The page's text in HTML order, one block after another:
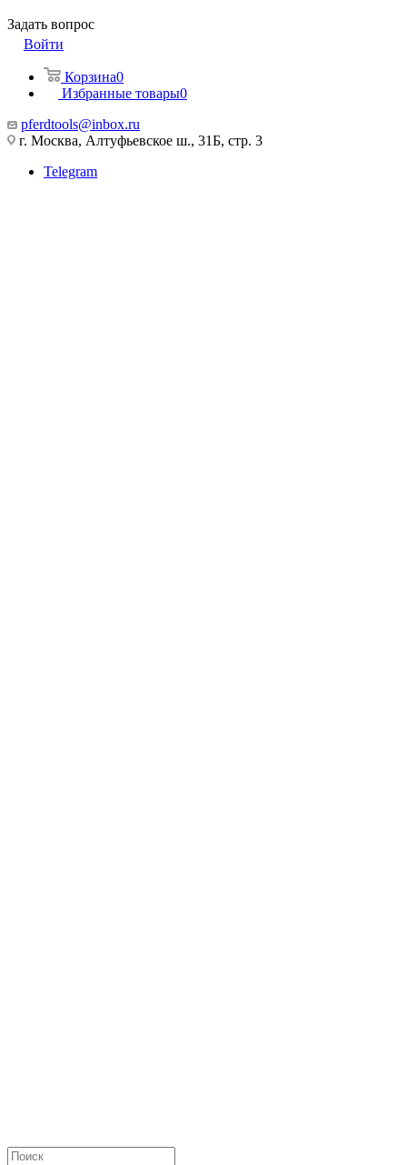
Задать вопрос
Войти
Корзина0
Избранные товары0
pferdtools@inbox.ru
г. Москва, Алтуфьевское ш., 31Б, стр. 3
Telegram